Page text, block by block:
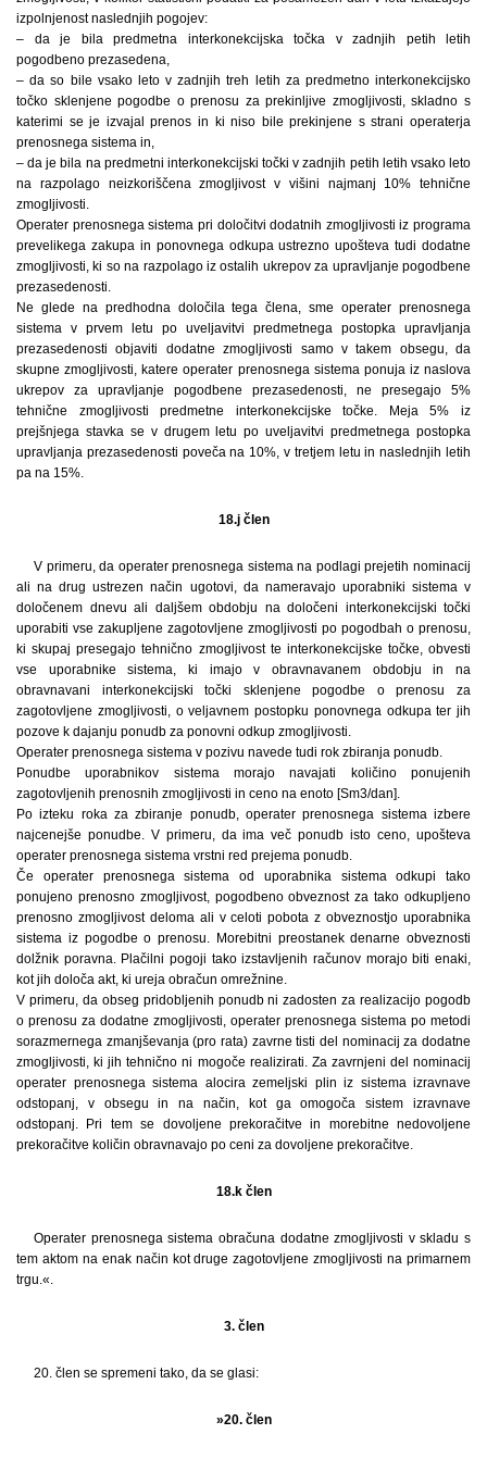
izpolnjenost naslednjih pogojev:
– da je bila predmetna interkonekcijska točka v zadnjih petih letih
pogodbeno prezasedena,
– da so bile vsako leto v zadnjih treh letih za predmetno interkonekcijsko
točko sklenjene pogodbe o prenosu za prekinljive zmogljivosti, skladno s
katerimi se je izvajal prenos in ki niso bile prekinjene s strani operaterja
prenosnega sistema in,
– da je bila na predmetni interkonekcijski točki v zadnjih petih letih vsako leto
na razpolago neizkoriščena zmogljivost v višini najmanj 10% tehnične
zmogljivosti.
Operater prenosnega sistema pri določitvi dodatnih zmogljivosti iz programa
prevelikega zakupa in ponovnega odkupa ustrezno upošteva tudi dodatne
zmogljivosti, ki so na razpolago iz ostalih ukrepov za upravljanje pogodbene
prezasedenosti.
Ne glede na predhodna določila tega člena, sme operater prenosnega
sistema v prvem letu po uveljavitvi predmetnega postopka upravljanja
prezasedenosti objaviti dodatne zmogljivosti samo v takem obsegu, da
skupne zmogljivosti, katere operater prenosnega sistema ponuja iz naslova
ukrepov za upravljanje pogodbene prezasedenosti, ne presegajo 5%
tehnične zmogljivosti predmetne interkonekcijske točke. Meja 5% iz
prejšnjega stavka se v drugem letu po uveljavitvi predmetnega postopka
upravljanja prezasedenosti poveča na 10%, v tretjem letu in naslednjih letih
pa na 15%.
18.j člen
V primeru, da operater prenosnega sistema na podlagi prejetih nominacij
ali na drug ustrezen način ugotovi, da nameravajo uporabniki sistema v
določenem dnevu ali daljšem obdobju na določeni interkonekcijski točki
uporabiti vse zakupljene zagotovljene zmogljivosti po pogodbah o prenosu,
ki skupaj presegajo tehnično zmogljivost te interkonekcijske točke, obvesti
vse uporabnike sistema, ki imajo v obravnavanem obdobju in na
obravnavani interkonekcijski točki sklenjene pogodbe o prenosu za
zagotovljene zmogljivosti, o veljavnem postopku ponovnega odkupa ter jih
pozove k dajanju ponudb za ponovni odkup zmogljivosti.
Operater prenosnega sistema v pozivu navede tudi rok zbiranja ponudb.
Ponudbe uporabnikov sistema morajo navajati količino ponujenih
zagotovljenih prenosnih zmogljivosti in ceno na enoto [Sm3/dan].
Po izteku roka za zbiranje ponudb, operater prenosnega sistema izbere
najcenejše ponudbe. V primeru, da ima več ponudb isto ceno, upošteva
operater prenosnega sistema vrstni red prejema ponudb.
Če operater prenosnega sistema od uporabnika sistema odkupi tako
ponujeno prenosno zmogljivost, pogodbeno obveznost za tako odkupljeno
prenosno zmogljivost deloma ali v celoti pobota z obveznostjo uporabnika
sistema iz pogodbe o prenosu. Morebitni preostanek denarne obveznosti
dolžnik poravna. Plačilni pogoji tako izstavljenih računov morajo biti enaki,
kot jih določa akt, ki ureja obračun omrežnine.
V primeru, da obseg pridobljenih ponudb ni zadosten za realizacijo pogodb
o prenosu za dodatne zmogljivosti, operater prenosnega sistema po metodi
sorazmernega zmanjševanja (pro rata) zavrne tisti del nominacij za dodatne
zmogljivosti, ki jih tehnično ni mogoče realizirati. Za zavrnjeni del nominacij
operater prenosnega sistema alocira zemeljski plin iz sistema izravnave
odstopanj, v obsegu in na način, kot ga omogoča sistem izravnave
odstopanj. Pri tem se dovoljene prekoračitve in morebitne nedovoljene
prekoračitve količin obravnavajo po ceni za dovoljene prekoračitve.
18.k člen
Operater prenosnega sistema obračuna dodatne zmogljivosti v skladu s
tem aktom na enak način kot druge zagotovljene zmogljivosti na primarnem
trgu.«.
3. člen
20. člen se spremeni tako, da se glasi:
»20. člen